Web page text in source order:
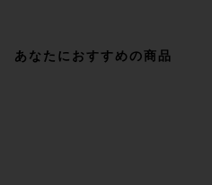
あなたにおすすめの商品